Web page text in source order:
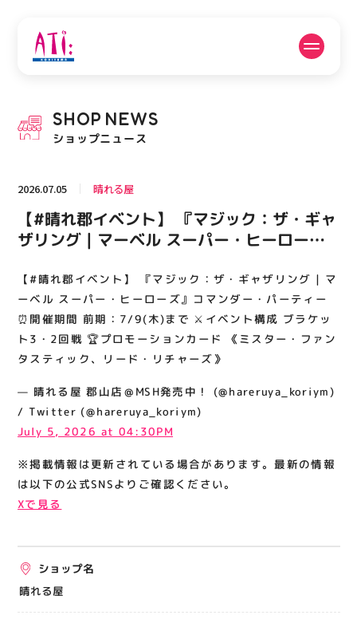
PICK UP NEWS
ピックアップニュース
フロアガイド 営業時間
ACCESS
アクセス・駐車場
RECRUIT
スタッフ募集
関連情報
お知らせ
お問い合わせ
サイトポリシー
運営会社
出店をご検討の方へ
催事出店募集
SHOP NEWS
ショップニュース
2026.07.05 晴れる屋
【#晴れ郡イベント】 『マジック：ザ・ギャ
ザリング | マーベル スーパー・ヒーロー
期：7/9(木)まで ⚔️イベント構成 ブラケット
3・2回戦 🏆プロモーションカード 《ミスタ
ー・ファンタスティック、リード・リチャー
ズ》
【#晴れ郡イベント】 『マジック：ザ・ギャザリング | マ
ーベル スーパー・ヒーローズ』コマンダー・パーティー
⏰開催期間 前期：7/9(木)まで ⚔️イベント構成 ブラケッ
ト3・2回戦 🏆プロモーションカード 《ミスター・ファン
タスティック、リード・リチャーズ》
— 晴れる屋 郡山店＠MSH発売中！ (@hareruya_koriym)
/ Twitter (@hareruya_koriym)
July 5, 2026 at 04:30PM
※掲載情報は更新されている場合があります。最新の情報
は以下の公式SNSよりご確認ください。
Xで見る
ショップ名
晴れる屋